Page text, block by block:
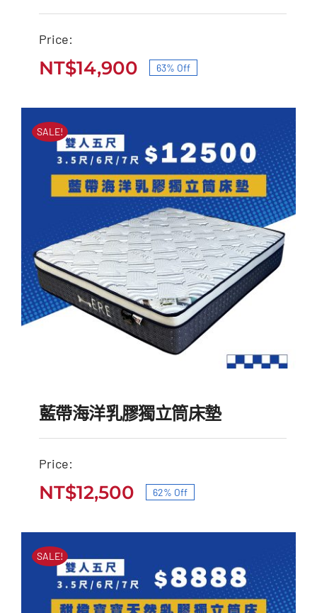
藍薄荷山寧泰乳膠獨立筒
價
格：
NT$40,000。
價
格：
NT$14,900。
Price:
原
始
格：
NT$40,000。
NT$14,900
目
前
格：
NT$14,900。
63% Off
SALE!
藍帶海洋乳膠獨立筒床墊
NT$33,000
格：
NT$33,000。
NT$12,500
格：
NT$12,500。
藍帶海洋乳膠獨立筒床墊
Price:
原
始
格：
NT$12,500
目
前
格：
62% Off
SALE!